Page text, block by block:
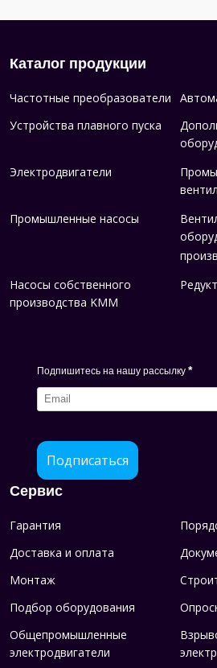
Каталог продукции
Частотные преобразователи
Устройства плавного пуска
Электродвигатели
Промышленные насосы
Насосы собственного
производства KMM
Подпишитесь на нашу рассылку *
Подписаться
Сервис
Гарантия
Доставка и оплата
Монтаж
Подбор оборудования
Общепромышленные
электродвигатели